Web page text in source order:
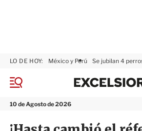
M
n
10 de Agosto de 2026
LO DE HOY: México y Perú Se jubilan 4